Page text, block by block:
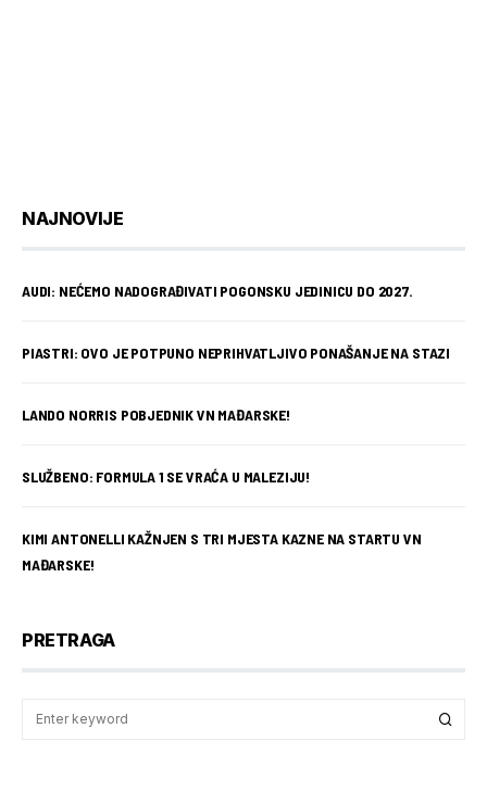
NAJNOVIJE
AUDI: NEĆEMO NADOGRAĐIVATI POGONSKU JEDINICU DO 2027.
PIASTRI: OVO JE POTPUNO NEPRIHVATLJIVO PONAŠANJE NA STAZI
LANDO NORRIS POBJEDNIK VN MAĐARSKE!
SLUŽBENO: FORMULA 1 SE VRAĆA U MALEZIJU!
KIMI ANTONELLI KAŽNJEN S TRI MJESTA KAZNE NA STARTU VN
MAĐARSKE!
PRETRAGA